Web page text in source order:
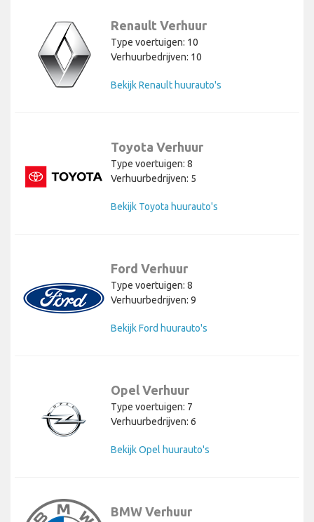
Renault Verhuur
Type voertuigen: 10
Verhuurbedrijven: 10
Bekijk Renault huurauto's
Toyota Verhuur
Type voertuigen: 8
Verhuurbedrijven: 5
Bekijk Toyota huurauto's
Ford Verhuur
Type voertuigen: 8
Verhuurbedrijven: 9
Bekijk Ford huurauto's
Opel Verhuur
Type voertuigen: 7
Verhuurbedrijven: 6
Bekijk Opel huurauto's
BMW Verhuur